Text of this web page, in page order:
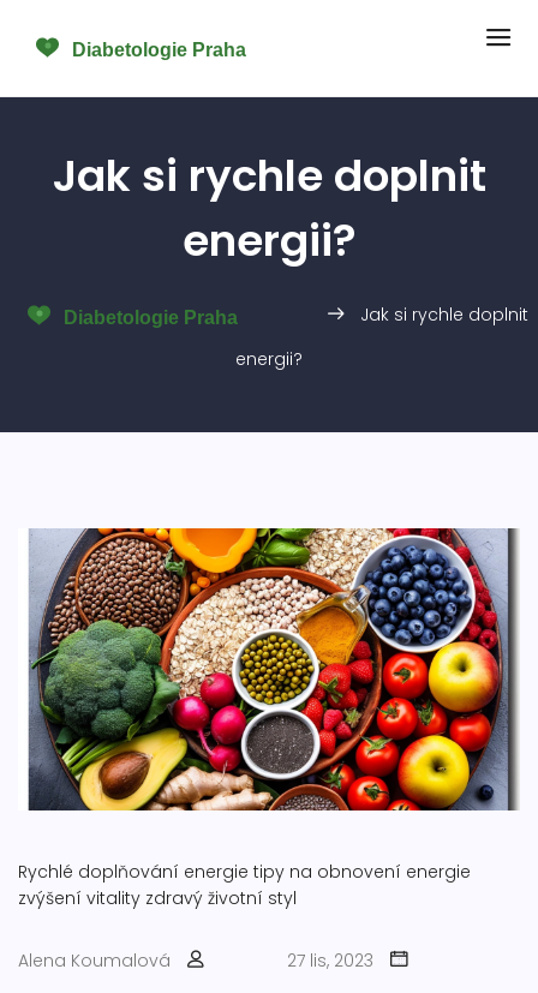
Jak si rychle doplnit
energii?
Jak si rychle doplnit
energii?
Rychlé doplňování energie tipy na obnovení energie
zvýšení vitality zdravý životní styl
Alena Koumalová
27 lis, 2023